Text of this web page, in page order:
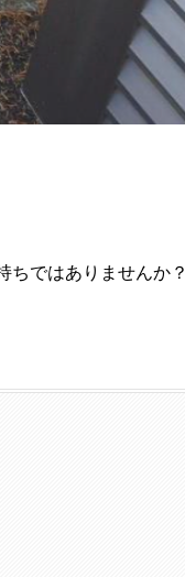
ではありませんか？